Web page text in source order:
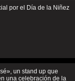
por el Día de la Niñez
un stand up que
una celebración de la